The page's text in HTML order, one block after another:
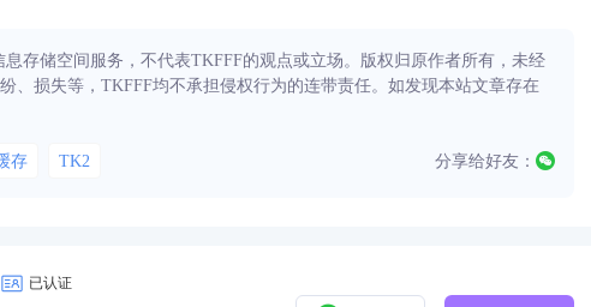
存储空间服务，不代表TKFFF的观点或立场。版权归原作者所有，未经
、损失等，TKFFF均不承担侵权行为的连带责任。如发现本站文章存在
存 TK2 分享给好友：
已认证